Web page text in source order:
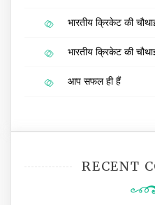
भारतीय क्रिकेट की
भारतीय क्रिकेट की
आप सफल ही हैं
RECENT